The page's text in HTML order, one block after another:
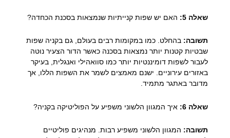
שאלה 5: האם יש שפות קנייתיות שנמצאות בסכנת הכחדה?
תשובה: בהחלט. כמו במקומות רבים בעולם, גם בקניה שפות
שבטיות קטנות יותר נמצאות בסכנה כאשר הדור הצעיר נוטה
לעבור לשפות דומיננטיות יותר כמו סוואהילי ואנגלית, בעיקר
באזורים עירוניים. ישנם מאמצים לשמר את השפות הללו, אך
מדובר באתגר מתמיד.
שאלה 6: איך המגוון הלשוני משפיע על הפוליטיקה בקניה?
תשובה: המגוון הלשוני משפיע רבות. מנהיגים פוליטיים